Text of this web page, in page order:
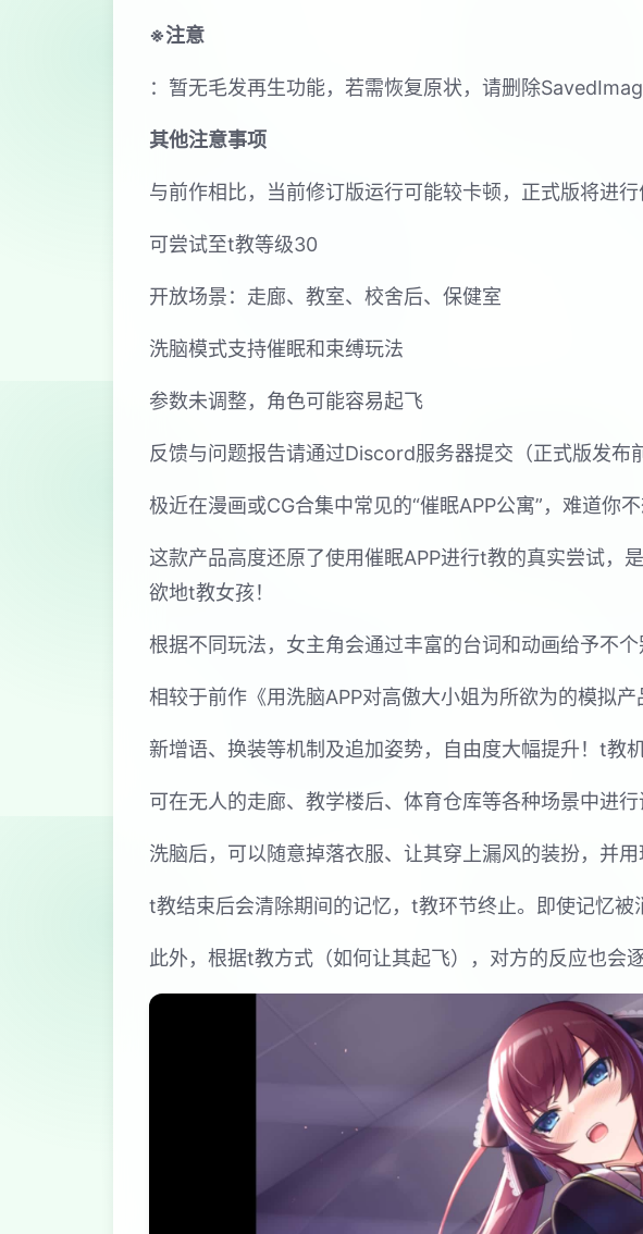
※注意
：暂无毛发再生功能，若需恢复原状，请删除
其他注意事项
与前作相比，当前修订版运行可能较卡顿，正式版将进
可尝试至t教等级30
开放场景：走廊、教室、校舍后、保健室
洗脑模式支持催眠和束缚玩法
参数未调整，角色可能容易起飞
反馈与问题报告请通过Discord服务器提交（正式版发布
极近在漫画或CG合集中常见的“催眠APP公寓”，难道你
这款产品高度还原了使用催眠APP进行t教的真实尝试，
欲地t教女孩！
根据不同玩法，女主角会通过丰富的台词和动画给予不
相较于前作《用洗脑APP对高傲大小姐为所欲为的模拟产
新增语、换装等机制及追加姿势，自由度大幅提升！t教
可在无人的走廊、教学楼后、体育仓库等各种场景中进行
洗脑后，可以随意掉落衣服、让其穿上漏风的装扮，并
t教结束后会清除期间的记忆，t教环节终止。即使记忆
此外，根据t教方式（如何让其起飞），对方的反应也会